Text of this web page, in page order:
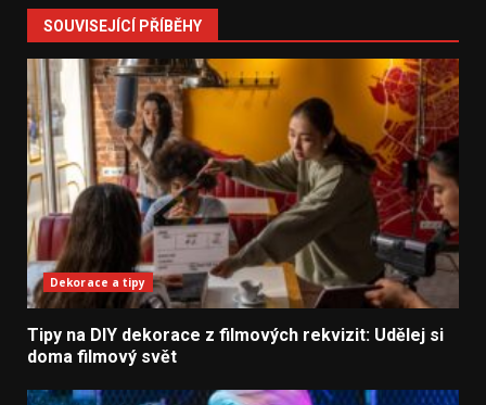
SOUVISEJÍCÍ PŘÍBĚHY
Dekorace a tipy
Tipy na DIY dekorace z filmových rekvizit: Udělej si
doma filmový svět